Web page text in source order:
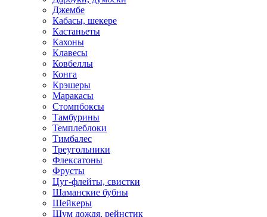
Джембе
Кабасы, шекере
Кастаньеты
Кахоны
Клавесы
Ковбеллы
Конга
Крэшеры
Маракасы
Стомпбоксы
Тамбурины
Темплеблоки
Тимбалес
Треугольники
Флексатоны
Фрусты
Цуг-флейты, свистки
Шаманские бубны
Шейкеры
Шум дождя, рейнстик